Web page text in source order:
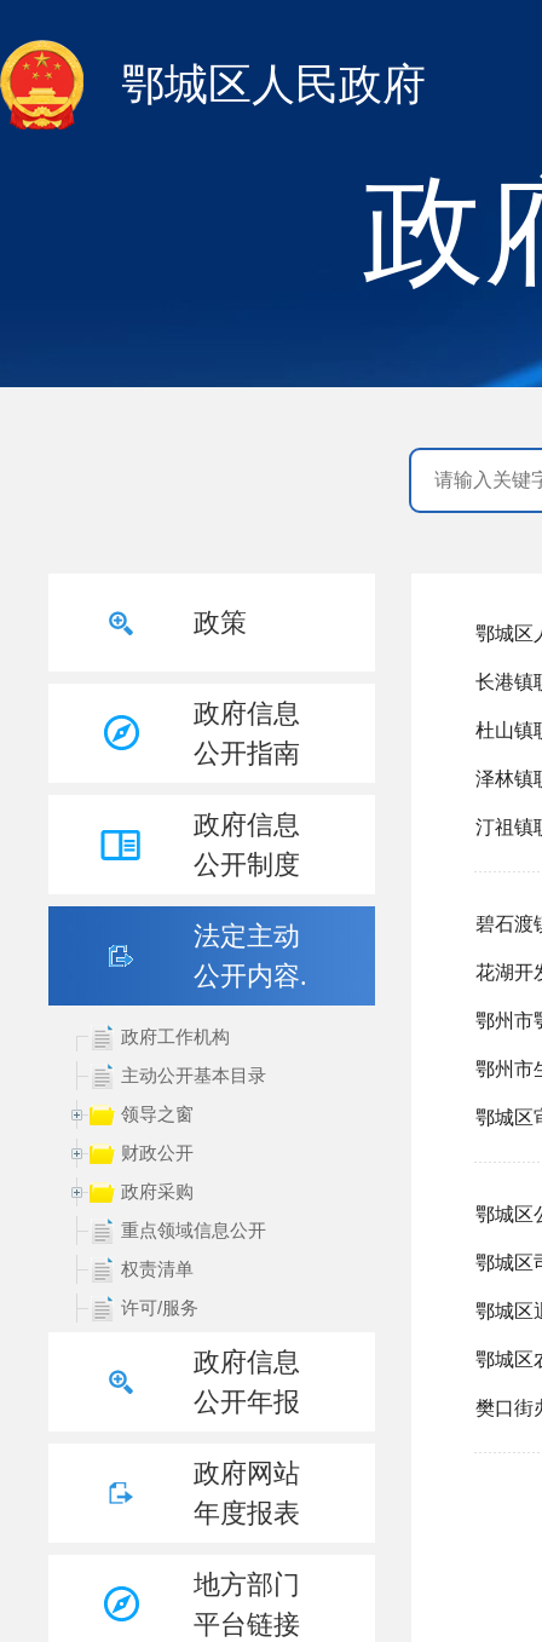
政
鄂城区人民政府
政策
政府信息
公开指南
政府信息
公开制度
法定主动
公开内容.
政府工作机构
主动公开基本目录
领导之窗
财政公开
政府采购
重点领域信息公开
权责清单
许可/服务
规划信息
行政事业性收费
行政执法统计年报
重大建设项目领域
政府信息
公开年报
政府网站
年度报表
地方部门
平台链接